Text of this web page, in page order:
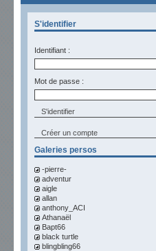
S'identifier
Identifiant :
Mot de passe :
Créer un compte
Galeries persos
-pierre-
adventur
aigle
allan
anthony_ACI
Athanaël
Bapt66
black turtle
blingbling66